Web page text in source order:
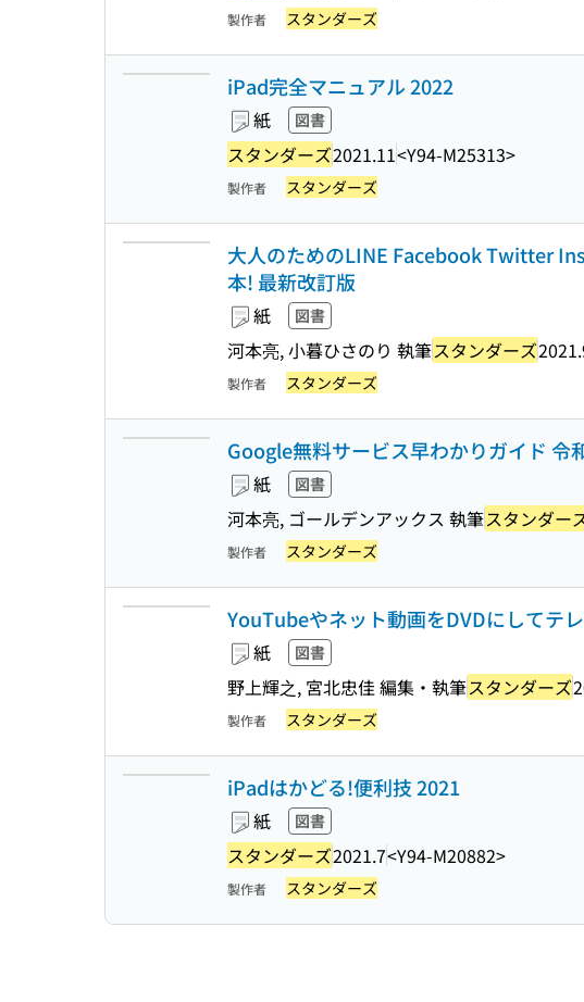
製作者 スタンダーズ
iPad完全マニュアル 2022
紙 図書
スタンダーズ2021.11<Y94-M25313>
製作者 スタンダーズ
大人のためのLINE Facebook Twitter
本! 最新改訂版
紙 図書
河本亮, 小暮ひさのり 執筆スタンダーズ
製作者 スタンダーズ
Google無料サービス早わかりガイド 令
紙 図書
河本亮, ゴールデンアックス 執筆スタンダー
製作者 スタンダーズ
YouTubeやネット動画をDVDにしてテ
紙 図書
野上輝之, 宮北忠佳 編集・執筆スタンダーズ
製作者 スタンダーズ
iPadはかどる!便利技 2021
紙 図書
スタンダーズ2021.7<Y94-M20882>
製作者 スタンダーズ